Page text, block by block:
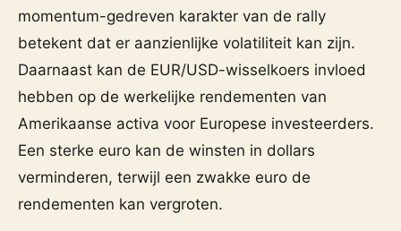
momentum-gedreven karakter van de rally
betekent dat er aanzienlijke volatiliteit kan zijn.
Daarnaast kan de EUR/USD-wisselkoers invloed
hebben op de werkelijke rendementen van
Amerikaanse activa voor Europese investeerders.
Een sterke euro kan de winsten in dollars
verminderen, terwijl een zwakke euro de
rendementen kan vergroten.